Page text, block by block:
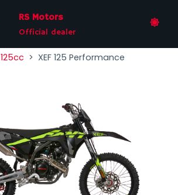
RS Motors
Official dealer
125cc XEF 125 Performance